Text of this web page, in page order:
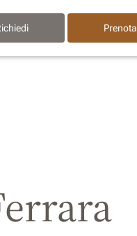
Prenota